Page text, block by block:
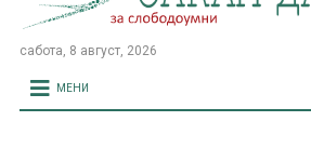
сабота, 8 август, 2026
МЕНИ